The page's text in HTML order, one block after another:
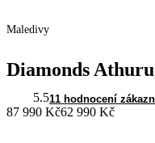
Maledivy
Diamonds
5.511 hodnocení
87 990 Kč62 990 Kč